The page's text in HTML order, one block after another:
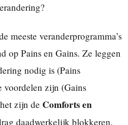
meeste veranderprogramma’s
op Pains en Gains. Ze leggen
nodig is (Pains
voordelen zijn (Gains
zijn de Comforts en
daadwerkelijk blokkeren.